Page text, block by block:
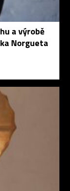
a výrobě
Norgueta